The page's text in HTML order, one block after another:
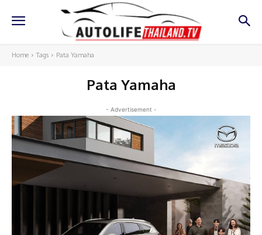
Home Tags Pata Yamaha
Pata Yamaha
- Advertisement -